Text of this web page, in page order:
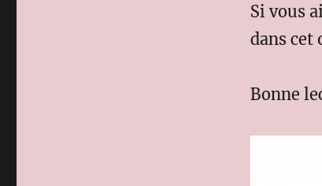
Si vous
dans cet
Bonne